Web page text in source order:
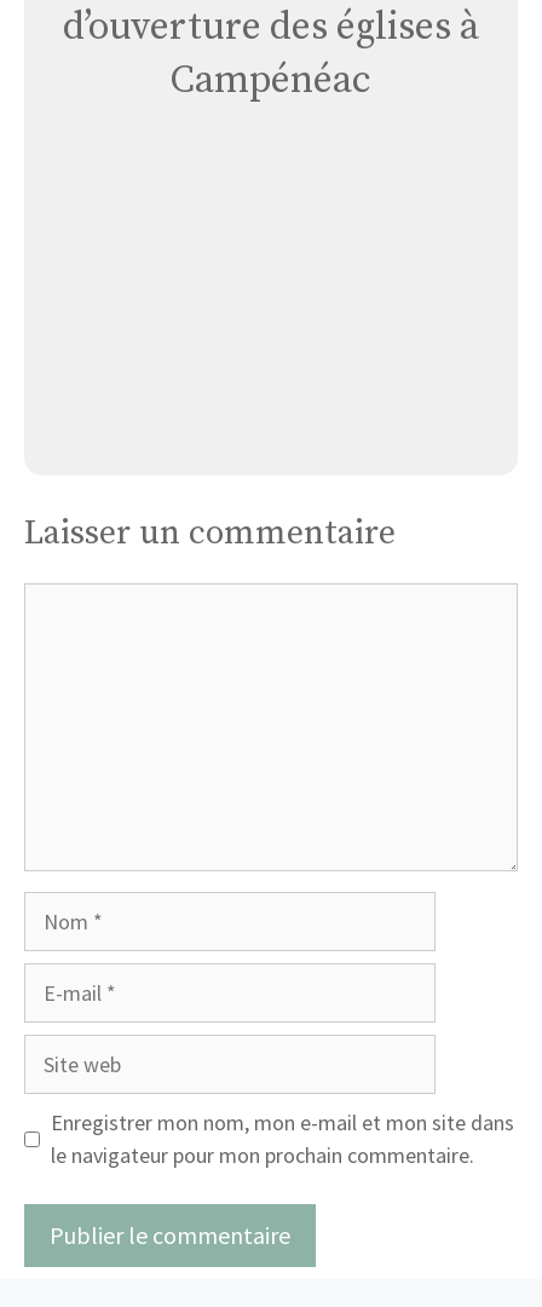
d’ouverture des églises à
Campénéac
Laisser un commentaire
Site
Enregistrer mon nom, mon e-mail et mon site dans
le navigateur pour mon prochain commentaire.